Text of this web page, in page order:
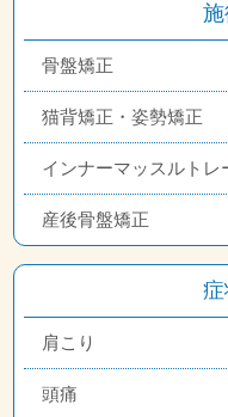
骨盤矯正
猫背矯正・姿勢矯正
インナーマッスルトレ
産後骨盤矯正
肩こり
頭痛